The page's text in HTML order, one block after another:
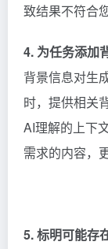
致结果不符合
​4. 为任务添加
背景信息对生
时，提供相关
AI理解的上下
需求的内容，
5. 标明可能存